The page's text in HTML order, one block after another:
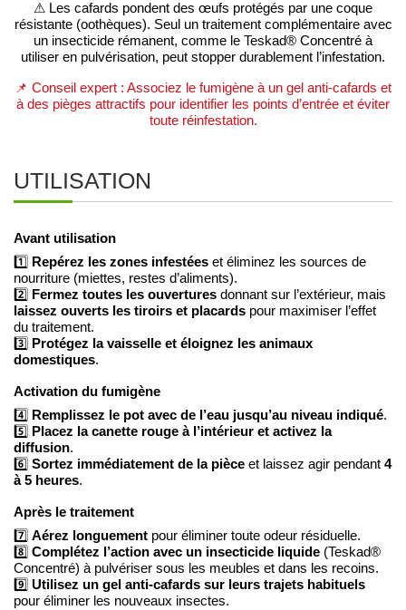
⚠ Les cafards pondent des œufs protégés par une coque
résistante (oothèques). Seul un traitement complémentaire avec
un insecticide rémanent, comme le Teskad® Concentré à
utiliser en pulvérisation, peut stopper durablement l’infestation.
📌 Conseil expert : Associez le fumigène à un gel anti-cafards et
à des pièges attractifs pour identifier les points d’entrée et éviter
toute réinfestation.
UTILISATION
Avant utilisation
1️⃣ Repérez les zones infestées et éliminez les sources de
nourriture (miettes, restes d’aliments).
2️⃣ Fermez toutes les ouvertures donnant sur l’extérieur, mais
laissez ouverts les tiroirs et placards pour maximiser l’effet
du traitement.
3️⃣ Protégez la vaisselle et éloignez les animaux
domestiques.
Activation du fumigène
4️⃣ Remplissez le pot avec de l’eau jusqu’au niveau indiqué.
5️⃣ Placez la canette rouge à l’intérieur et activez la
diffusion.
6️⃣ Sortez immédiatement de la pièce et laissez agir pendant 4
à 5 heures.
Après le traitement
7️⃣ Aérez longuement pour éliminer toute odeur résiduelle.
8️⃣ Complétez l’action avec un insecticide liquide (Teskad®
Concentré) à pulvériser sous les meubles et dans les recoins.
9️⃣ Utilisez un gel anti-cafards sur leurs trajets habituels
pour éliminer les nouveaux insectes.